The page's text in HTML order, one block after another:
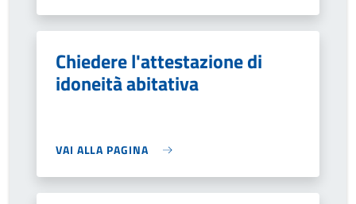
Chiedere l'attestazione di
idoneità abitativa
VAI ALLA PAGINA